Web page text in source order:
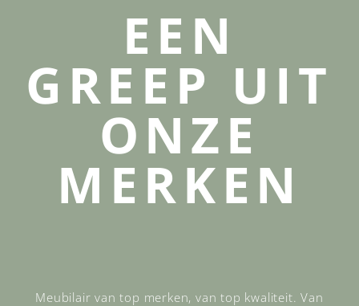
EEN
GREEP UIT
ONZE
MERKEN
Meubilair van top merken, van top kwaliteit. Van